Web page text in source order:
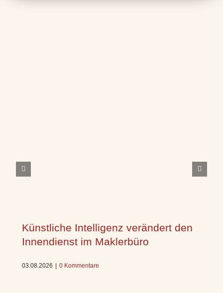
Künstliche Intelligenz verändert den
Innendienst im Maklerbüro
03.08.2026 0 Kommentare